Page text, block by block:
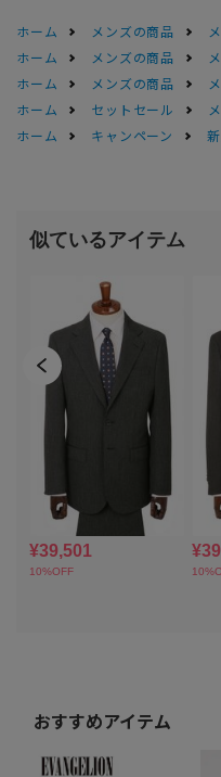
ホーム メンズの商品
ホーム
メンズの商品
ホーム
メンズの商品
ホーム
セットセール
ホーム
キャンペーン